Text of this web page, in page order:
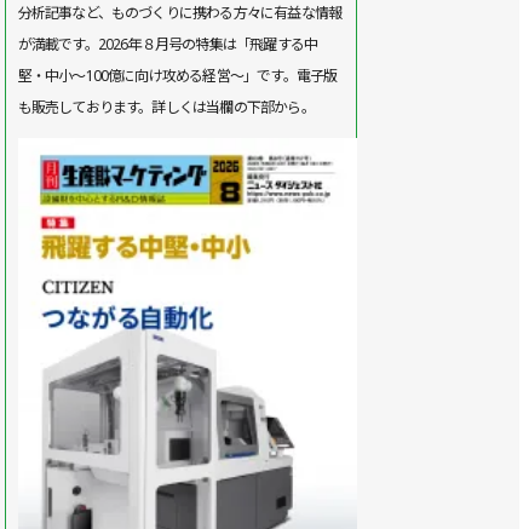
分析記事など、ものづくりに携わる方々に有益な情報
が満載です。2026年８月号の特集は「飛躍する中
堅・中小～100億に向け攻める経営～」です。電子版
も販売しております。詳しくは当欄の下部から。